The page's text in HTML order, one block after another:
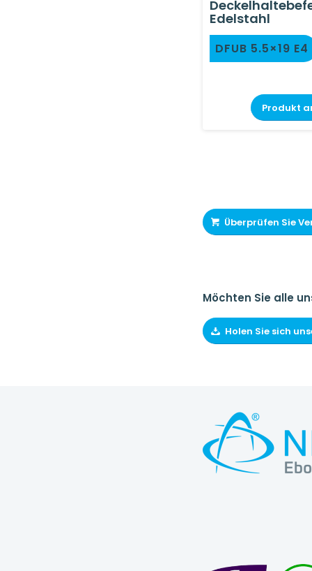
Edelstahl
DFUB 5.5×19 E4
Produkt
Überprüfen Sie
Möchten Sie alle
Holen Sie sich